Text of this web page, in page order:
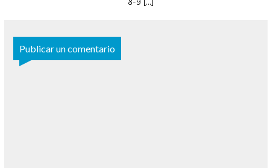
Publicar un comentario